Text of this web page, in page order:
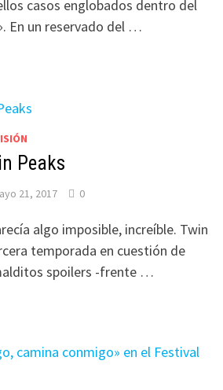
casos englobados dentro del
En un reservado del …
Peaks
21, 2017 0
algo imposible, increíble. Twin
temporada en cuestión de
spoilers -frente …